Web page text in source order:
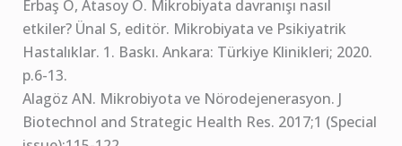
Erbaş O, Atasoy Ö. Mikrobiyata davranışı nasıl
etkiler? Ünal S, editör. Mikrobiyata ve Psikiyatrik
Hastalıklar. 1. Baskı. Ankara: Türkiye Klinikleri; 2020.
p.6-13.
Alagöz AN. Mikrobiyota ve Nörodejenerasyon. J
Biotechnol and Strategic Health Res. 2017;1 (Special